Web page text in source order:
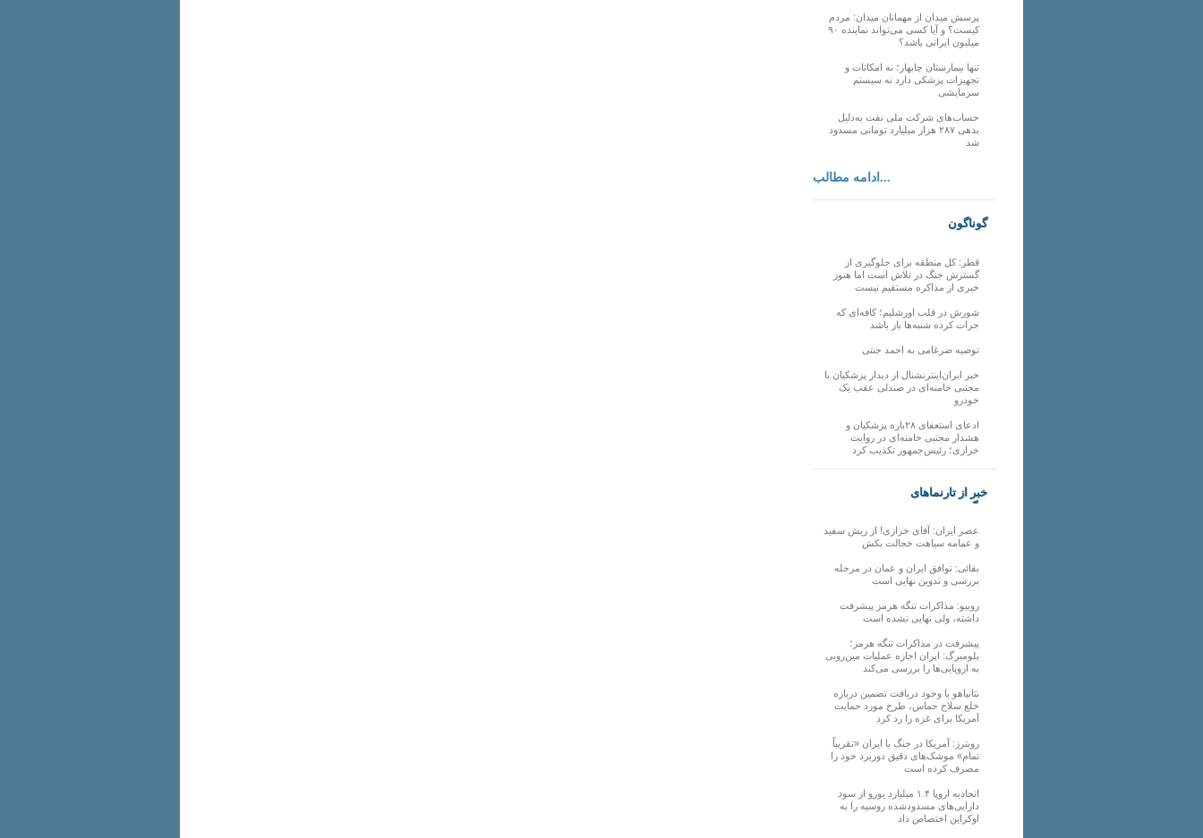
پرسش میدان از مهمانان میدان: مردم
کیست؟ و آیا کسی می‌تواند نماینده ۹۰
میلیون ایرانی باشد؟
تنها بیمارستان چابهار؛ نه امکانات و
تجهیزات پزشکی دارد نه سیستم
سرمایشی
حساب‌های شرکت ملی نفت به‌دلیل
بدهی ۲۸۷ هزار میلیارد تومانی مسدود
شد
ادامه مطالب...
گوناگون
قطر: کل منطقه برای جلوگیری از
گسترش جنگ در تلاش است اما هنوز
خبری از مذاکره مستقیم نیست
شورش در قلب اورشلیم؛ کافه‌ای که
جرات کرده شنبه‌ها باز باشد
توصیه ضرغامی به احمد جنتی
خبر ایران‌اینترنشنال از دیدار پزشکیان با
مجتبی خامنه‌ای در صندلی عقب یک
خودرو
ادعای استعفای ۲۸باره پزشکیان و
هشدار مجتبی خامنه‌ای در روایت
خرازی؛ رئیس‌جمهور تکذیب کرد
خبر از تارنماهای
دیگر
عصر ایران: آقای خرازی! از ریش سفید
و عمامه سیاهت خجالت بکش
بقائی: توافق ایران و عمان در مرحله
بررسی و تدوین نهایی است
روبیو: مذاکرات تنگه هرمز پیشرفت
داشته، ولی نهایی نشده است
پیشرفت در مذاکرات تنگه هرمز؛
بلومبرگ: ایران اجازه عملیات مین‌روبی
به اروپایی‌ها را بررسی می‌کند
نتانیاهو با وجود دریافت تضمین درباره
خلع سلاح حماس، طرح مورد حمایت
آمریکا برای غزه را رد کرد
رویترز: آمریکا در جنگ با ایران «تقریباً
تمام» موشک‌های دقیق دوربرد خود را
مصرف کرده است
اتحادیه اروپا ۱.۴ میلیارد یورو از سود
دارایی‌های مسدودشده روسیه را به
اوکراین ‏اختصاص داد